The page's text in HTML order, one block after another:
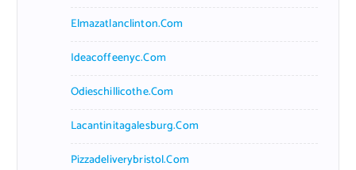
Elmazatlanclinton.com
Ideacoffeenyc.com
Odieschillicothe.com
Lacantinitagalesburg.com
Pizzadeliverybristol.com